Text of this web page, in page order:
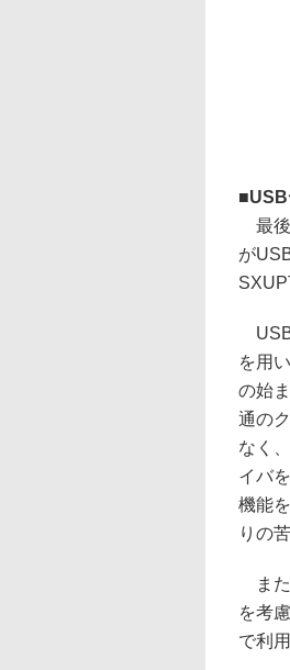
■
最後
が
USB
を用
の始
通の
なく
イバ
機能
りの
また
を考
で利